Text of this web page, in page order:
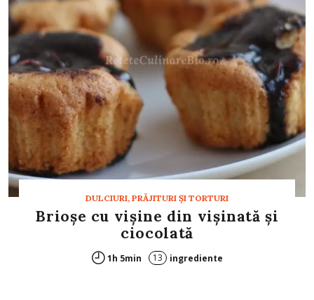
DULCIURI, PRĂJITURI ȘI TORTURI
Brioşe cu vişine din vişinată şi
ciocolată
1h 5min 13 ingrediente